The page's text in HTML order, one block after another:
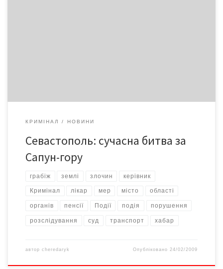
КРИМІНАЛ НОВИНИ
Севастополь: сучасна битва за
Сапун-гору
грабіж землі злочин керівник
Кримінал лікар мер місто області
органів пенсії Події подія порушення
розслідування суд транспорт хабар
автор cheredaryk Опубліковано24/02/2009